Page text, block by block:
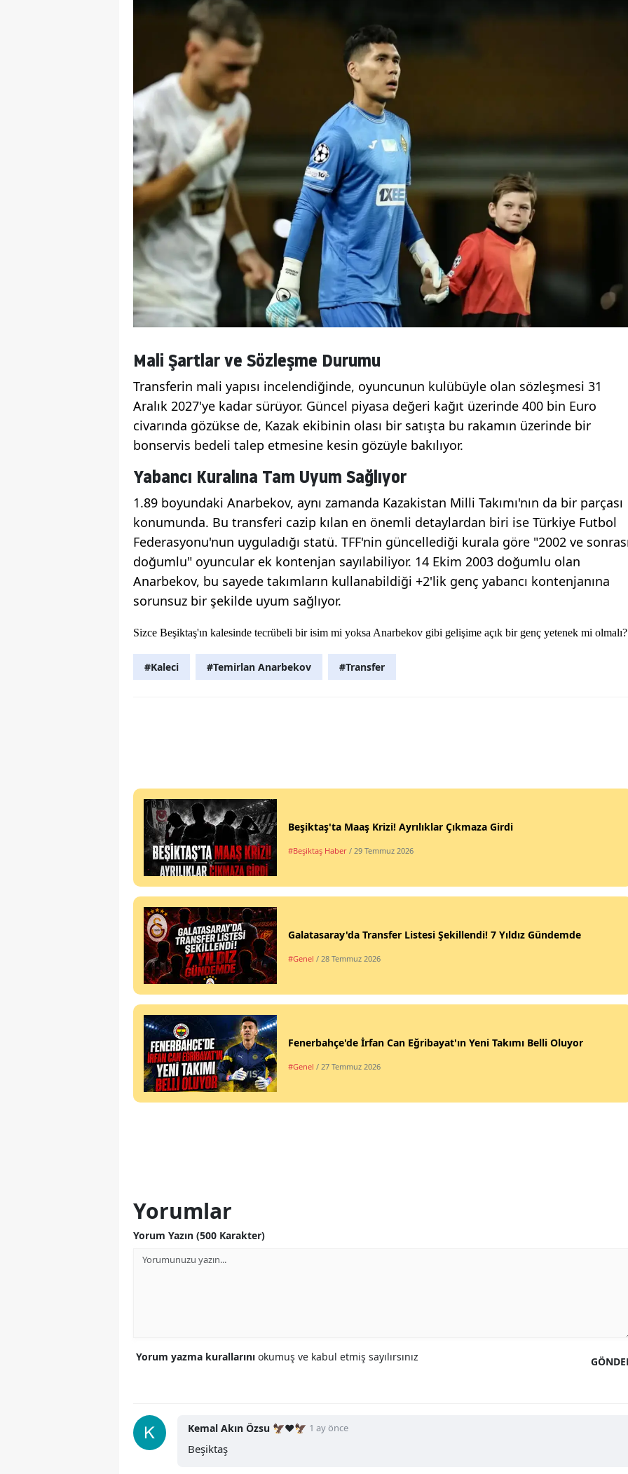
Mali Şartlar ve Sözleşme Durumu
Transferin mali yapısı incelendiğinde, oyuncunun kulübüyle olan sözleşmesi 31
Aralık 2027'ye kadar sürüyor. Güncel piyasa değeri kağıt üzerinde 400 bin Euro
civarında gözükse de, Kazak ekibinin olası bir satışta bu rakamın üzerinde bir
bonservis bedeli talep etmesine kesin gözüyle bakılıyor.
Yabancı Kuralına Tam Uyum Sağlıyor
1.89 boyundaki Anarbekov, aynı zamanda Kazakistan Milli Takımı'nın da bir parçası
konumunda. Bu transferi cazip kılan en önemli detaylardan biri ise Türkiye Futbol
Federasyonu'nun uyguladığı statü. TFF'nin güncellediği kurala göre "2002 ve
doğumlu" oyuncular ek kontenjan sayılabiliyor. 14 Ekim 2003 doğumlu olan
Anarbekov, bu sayede takımların kullanabildiği +2'lik genç yabancı kontenjanına
sorunsuz bir şekilde uyum sağlıyor.
Sizce Beşiktaş'ın kalesinde tecrübeli bir isim mi yoksa Anarbekov gibi gelişime açık bir genç yetenek mi olmalı?
#Kaleci #Temirlan Anarbekov #Transfer
Beşiktaş'ta Maaş Krizi! Ayrılıklar Çıkmaza Girdi
#Beşiktaş Haber / 29 Temmuz 2026
Galatasaray'da Transfer Listesi Şekillendi! 7 Yıldız Gündemde
#Genel / 28 Temmuz 2026
Fenerbahçe'de İrfan Can Eğribayat'ın Yeni Takımı Belli Oluyor
#Genel / 27 Temmuz 2026
Yorumlar
Yorum Yazın (500 Karakter)
Yorum yazma kurallarını okumuş ve kabul etmiş sayılırsınız
Kemal Akın Özsu 🦅❤️🦅 1 ay önce
Beşiktaş